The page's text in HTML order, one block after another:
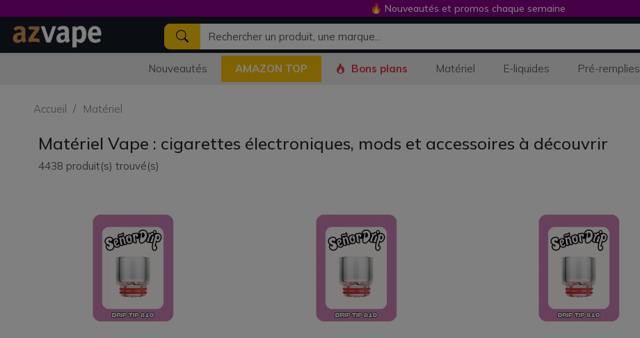
Nouveautés AMAZON TOP Bons plans Matériel E-liquides Pré-remplies
Accueil Matériel
Matériel Vape : cigarettes électroniques, mods et accessoires à découvrir
4438 produit(s) trouvé(s)
🔥 Nouveautés et promos chaque semaine